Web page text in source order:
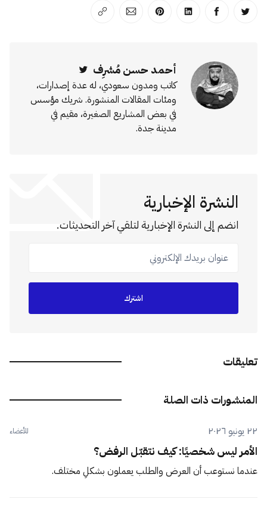
انشر على تويترانشر على الفيسبوك
انشر على لينكد إن
انشر على بينترست
انشر على الإيميل
انسخ الرابط
أحمد حسن مُشرِف
كاتب ومدون سعودي، له عدة إصدارات،
ومئات المقالات المنشورة. شريك مؤسس
في بعض المشاريع الصغيرة، مقيم في
مدينة جدة.
النشرة الإخبارية
انضم إلى النشرة الإخبارية لتلقي آخر التحديثات.
عنوان بريدك الإلكتروني
اشترك
تعليقات
المنشورات ذات الصلة
٢٢ يونيو ٢٠٢٦ للأعضاء
الأمر ليس شخصيًا: كيف نتقبّل الرفض؟
عندما نستوعب أن العرض والطلب يعملون بشكلٍ مختلف.